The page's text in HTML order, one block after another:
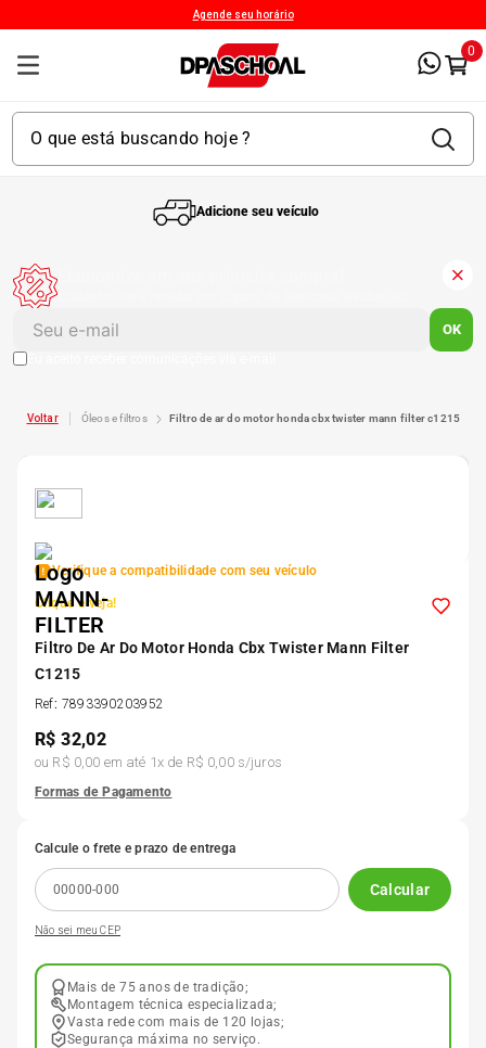
Agende seu horário
0
Adicione seu veículo
OK
óleos e filtros filtro de ar do motor honda cbx twister mann filter c1215
Verifique a compatibilidade com seu veículo
Clique e veja!
Filtro De Ar Do Motor Honda Cbx Twister Mann Filter
C1215
Ref: 7893390203952
R$32,02
ou R$ 0,00 em até 1x de R$ 0,00s/juros
Formas de Pagamento
Calcule o frete e prazo de entrega
Calcular
Não sei meu CEP
Mais de 75 anos de tradição;
Montagem técnica especializada;
Vasta rede com mais de 120 lojas;
Segurança máxima no serviço.
2 º Kit Pneu
5º
6º
7º 185 65r15
8 º
10º Pneu